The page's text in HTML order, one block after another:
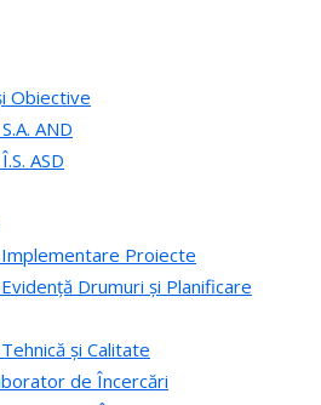
Obiective
AND
ASD
Proiecte
Drumuri și Planificare
și Calitate
de Încercări